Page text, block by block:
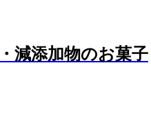
減添加物のお菓子